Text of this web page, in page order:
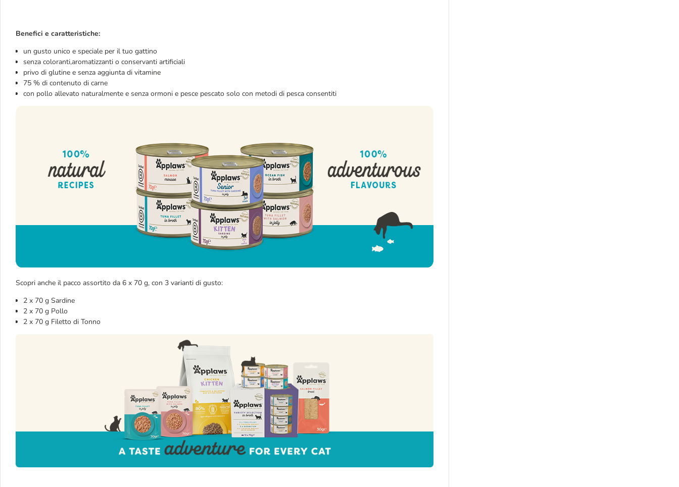
Benefici e caratteristiche:
un gusto unico e speciale per il tuo gattino
senza coloranti,aromatizzanti o conservanti artificiali
privo di glutine e senza aggiunta di vitamine
75 % di contenuto di carne
con pollo allevato naturalmente e senza ormoni e pesce pescato solo con metodi di pesca consentiti
Scopri anche il pacco assortito da 6 x 70 g, con 3 varianti di gusto:
2 x 70 g Sardine
2 x 70 g Pollo
2 x 70 g Filetto di Tonno